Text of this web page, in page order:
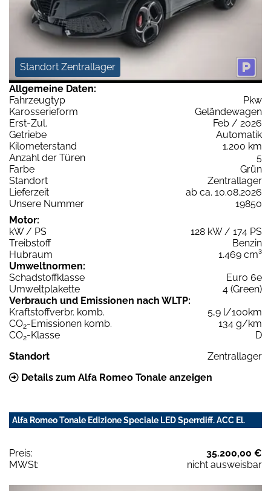
Standort Zentrallager
Allgemeine Daten:
Fahrzeugtyp
Pkw
Karosserieform
Geländewagen
Erst-Zul.
Feb / 2026
Getriebe
Automatik
Kilometerstand
1.200 km
Anzahl der Türen
5
Farbe
Grün
Standort
Zentrallager
Lieferzeit
ab ca. 10.08.2026
Unsere Nummer
19850
Motor:
kW / PS
128 kW / 174 PS
Treibstoff
Benzin
Hubraum
1.469 cm³
Umweltnormen:
Schadstoffklasse
Euro 6e
Umweltplakette
4 (Green)
Verbrauch und Emissionen nach WLTP:
Kraftstoffverbr. komb.
5,9 l/100km
CO2-Emissionen komb.
134 g/km
CO2-Klasse
D
Standort
Zentrallager
Details zum Alfa Romeo Tonale anzeigen
Alfa Romeo Tonale Edizione Speciale LED Sperrdiff. ACC El.
Preis:
35.200,00 €
MWSt:
nicht ausweisbar